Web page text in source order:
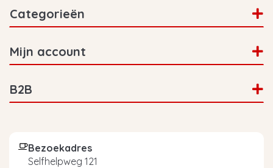
Categorieën
Mijn account
B2B
Bezoekadres
Selfhelpweg 121